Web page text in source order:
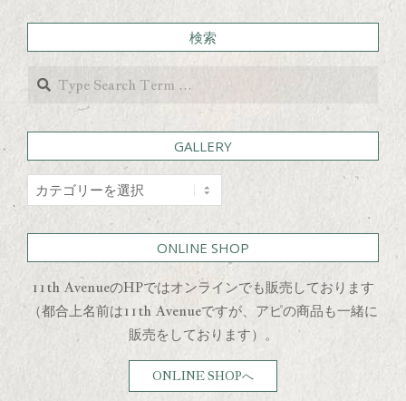
検索
Search
GALLERY
GALLERY
ONLINE SHOP
11th AvenueのHPではオンラインでも販売しております
（都合上名前は11th Avenueですが、アピの商品も一緒に
販売をしております）。
ONLINE SHOPへ